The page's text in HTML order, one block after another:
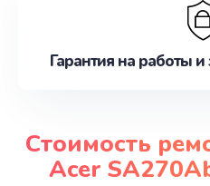
Гарантия на работы и
Стоимость
Acer